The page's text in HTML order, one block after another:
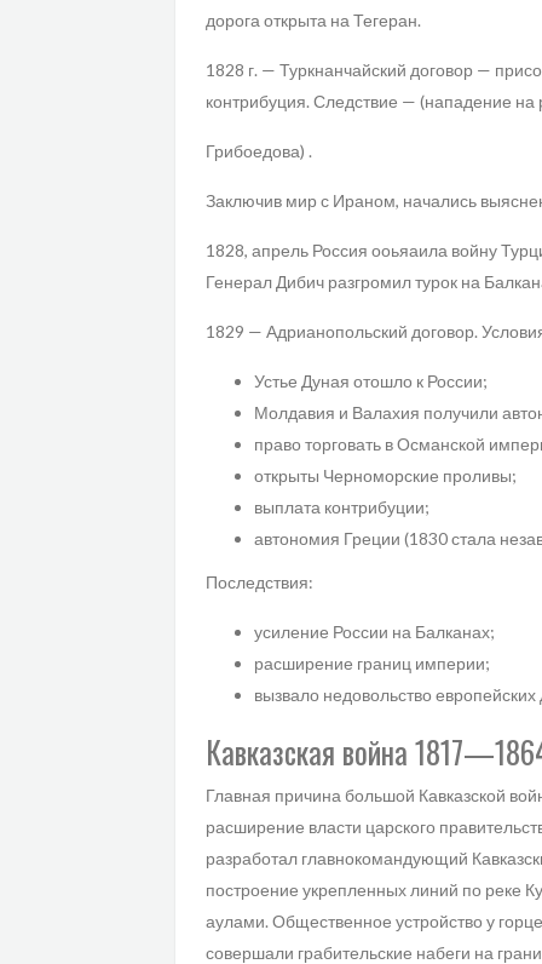
дорога открыта на Тегеран.
1828 г. — Туркнанчайский договор —
контрибуция. Следствие — (нападение на
Грибоедова) .
Заключив мир с Ираном, начались
1828, апрель Россия ооьяаила войну
Генерал Дибич разгромил турок на
1829 — Адрианопольский договор.
Устье Дуная отошло к России;
Молдавия и Валахия получили
право торговать в Османской
открыты Черноморские проливы;
выплата контрибуции;
автономия Греции (1830 стала
Последствия:
усиление России на Балканах;
расширение границ империи;
вызвало недовольство
Кавказская война
Главная причина большой Кавказской
расширение власти царского
разработал главнокомандующий
построение укрепленных линий по реке
аулами. Общественное устройство у
совершали грабительские набеги на